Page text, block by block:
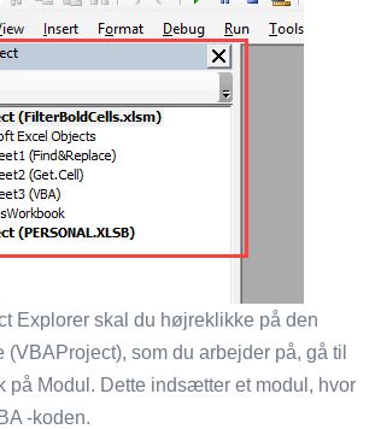
Explorer skal du højreklikke på den
(VBAProject), som du arbejder på, gå til
på Modul. Dette indsætter et modul, hvor
-koden.